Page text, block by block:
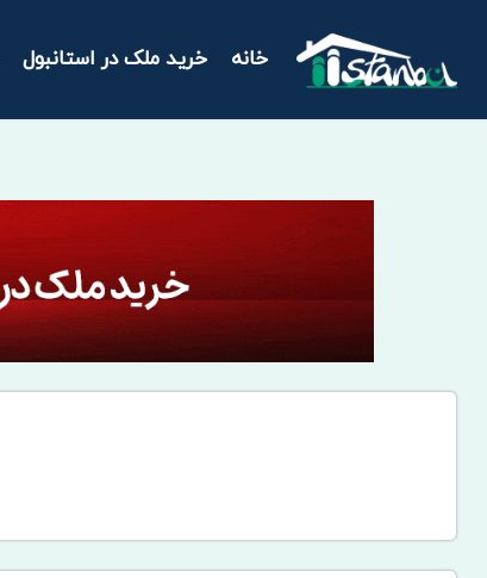
خانه خرید ملک در استانبول